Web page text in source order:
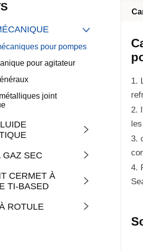

pour pompes
pour agitateur
joint

GAZ SEC 
CERMET À
TI-BASED

ROTULE 
1.
2.
3.
4.